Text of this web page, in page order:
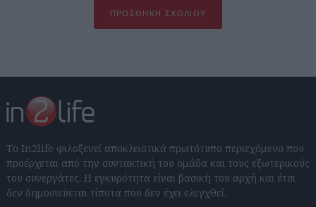
ΠΡΟΣΘΉΚΗ ΣΧΟΛΊΟΥ
Το In2life φιλοξενεί αποκλειστικά πρωτότυπο περιεχόμενο που
προέρχεται από την συντακτική του ομάδα και τους εξωτερικούς
του συνεργάτες. Η εγκυρότητα είναι βασική του αρχή και έτσι
δεν δημοσιεύεται τίποτα που δεν έχει ελεγχθεί.